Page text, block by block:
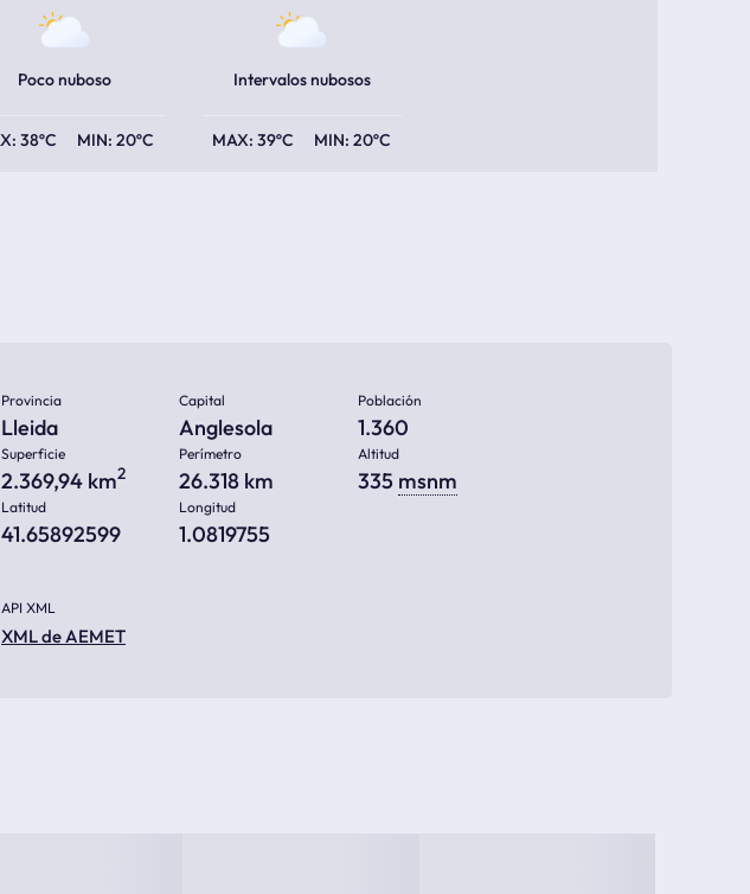
Poco nuboso
38ºC 20ºC
Intervalos nubosos
39ºC 20ºC
Provincia
Lleida
Capital
Anglesola
Población
1.360
Superficie
2.369,94 km2
Perímetro
26.318 km
Altitud
335 msnm
Latitud
41.65892599
Longitud
1.0819755
API XML
XML de AEMET